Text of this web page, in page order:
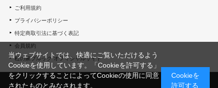
ご利用規約
プライバシーポリシー
特定商取引法に基づく表記
会員規約
杜の家ブルック オフィシャルサイト
当ウェブサイトでは、快適にご覧いただけるよう
Cookieを使用しています。「Cookieを許可する」
をクリックすることによってCookieの使用に同意
されたものとみなされます。
Cookieを
許可する